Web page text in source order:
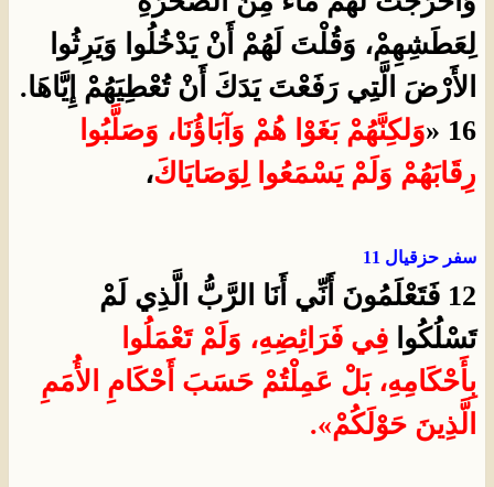
لِعَطَشِهِمْ، وَقُلْتَ لَهُمْ أَنْ يَدْخُلُوا وَيَرِثُوا
الأَرْضَ الَّتِي رَفَعْتَ يَدَكَ أَنْ تُعْطِيَهُمْ إِيَّاهَا.
16 «
وَلكِنَّهُمْ بَغَوْا هُمْ وَآبَاؤُنَا، وَصَلَّبُوا
رِقَابَهُمْ وَلَمْ يَسْمَعُوا لِوَصَايَاكَ،
سفر حزقيال 11
12 فَتَعْلَمُونَ أَنِّي أَنَا الرَّبُّ الَّذِي لَمْ
تَسْلُكُوا فِي فَرَائِضِهِ، وَلَمْ تَعْمَلُوا
بِأَحْكَامِهِ، بَلْ عَمِلْتُمْ حَسَبَ أَحْكَامِ الأُمَمِ
الَّذِينَ حَوْلَكُمْ».